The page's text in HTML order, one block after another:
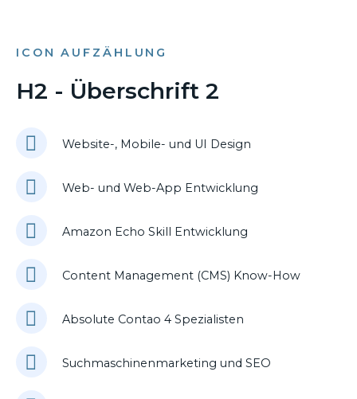
ICON AUFZÄHLUNG
H2 - Überschrift 2
Website-, Mobile- und UI Design
Web- und Web-App Entwicklung
Amazon Echo Skill Entwicklung
Content Management (CMS) Know-How
Absolute Contao 4 Spezialisten
Suchmaschinenmarketing und SEO